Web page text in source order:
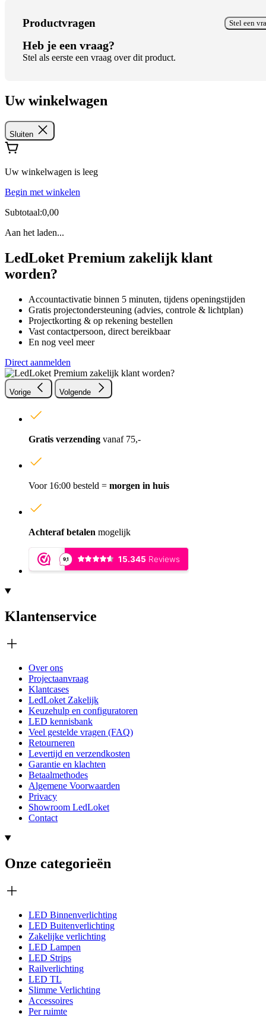
Productvragen Stel een
Heb je een vraag?
Stel als eerste een vraag over dit product.
Uw winkelwagen
Sluiten
Uw winkelwagen is leeg
Begin met winkelen
Subtotaal:0,00
Aan het laden...
LedLoket Premium zakelijk klant
worden?
Accountactivatie binnen 5 minuten, tijdens openingstijden
Gratis projectondersteuning (advies, controle & lichtplan)
Projectkorting & op rekening bestellen
Vast contactpersoon, direct bereikbaar
En nog veel meer
Direct aanmelden
Vorige Volgende
Gratis verzending vanaf 75,-
Voor 16:00 besteld = morgen in huis
Achteraf betalen mogelijk
Klantenservice
Over ons
Projectaanvraag
Klantcases
LedLoket Zakelijk
Keuzehulp en configuratoren
LED kennisbank
Veel gestelde vragen (FAQ)
Retourneren
Levertijd en verzendkosten
Garantie en klachten
Betaalmethodes
Algemene Voorwaarden
Privacy
Showroom LedLoket
Contact
Onze categorieën
LED Binnenverlichting
LED Buitenverlichting
Zakelijke verlichting
LED Lampen
LED Strips
Railverlichting
LED TL
Slimme Verlichting
Accessoires
Per ruimte